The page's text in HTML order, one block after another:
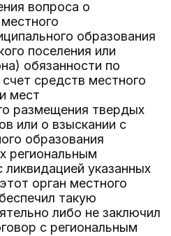
вопроса о
образования
поселения или
обязанности по
средств местного
мест
размещения твердых
или о взыскании с
образования
региональным
указанных
орган местного
такую
либо не заключил
с региональным